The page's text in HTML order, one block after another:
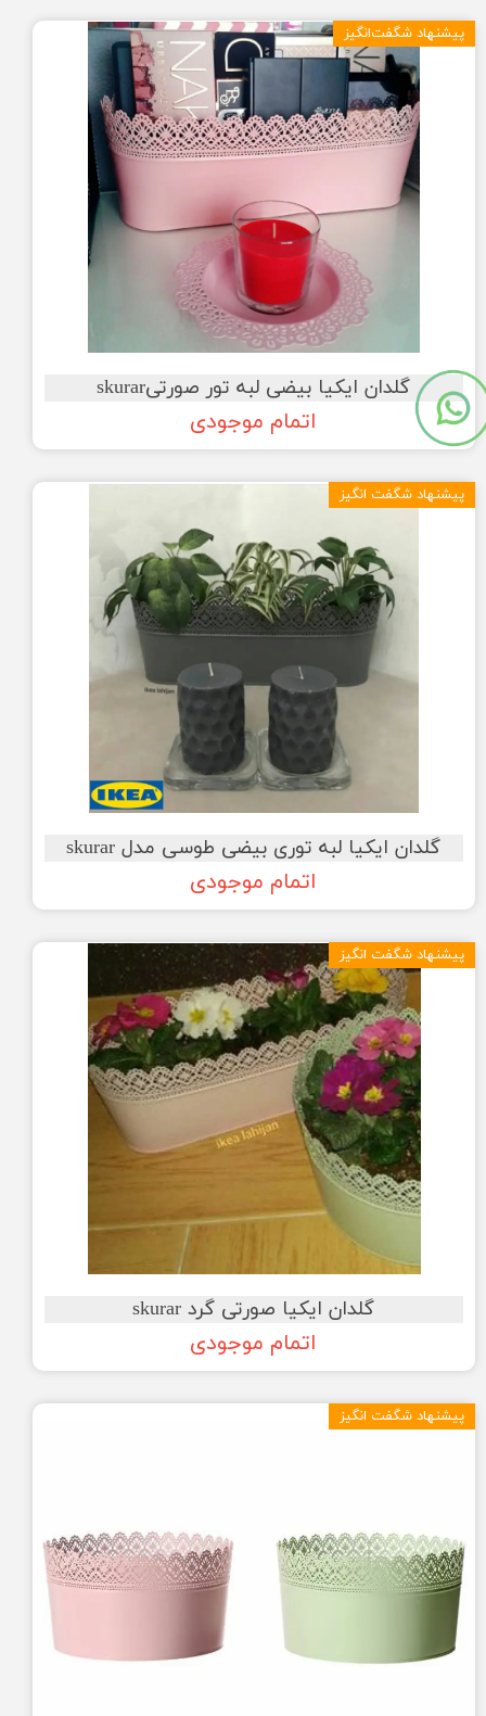
گلدان ایکیا بیضی لبه تور صورتیskurar
اتمام موجودی
پیشنهاد شگفت‌انگیز
گلدان ایکیا لبه توری بیضی طوسی مدل skurar
اتمام موجودی
پیشنهاد شگفت انگیز
گلدان ایکیا صورتی گرد skurar
اتمام موجودی
پیشنهاد شگفت انگیز
پیشنهاد شگفت انگیز